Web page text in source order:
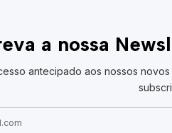
a nossa
antecipado aos nossos